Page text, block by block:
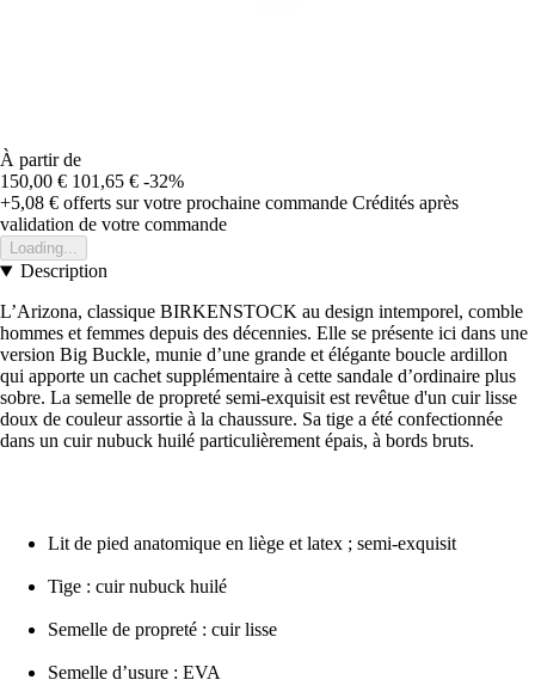
À partir de
150,00 € 101,65 € -32%
+5,08 € offerts sur votre prochaine commande Crédités après
validation de votre commande
Loading...
Description
L’Arizona, classique BIRKENSTOCK au design intemporel, comble
hommes et femmes depuis des décennies. Elle se présente ici dans une
version Big Buckle, munie d’une grande et élégante boucle ardillon
qui apporte un cachet supplémentaire à cette sandale d’ordinaire plus
sobre. La semelle de propreté semi-exquisit est revêtue d'un cuir lisse
doux de couleur assortie à la chaussure. Sa tige a été confectionnée
dans un cuir nubuck huilé particulièrement épais, à bords bruts.
Lit de pied anatomique en liège et latex ; semi-exquisit
Tige : cuir nubuck huilé
Semelle de propreté : cuir lisse
Semelle d’usure : EVA